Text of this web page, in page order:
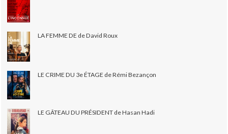
LA FEMME DE de David Roux
LE CRIME DU 3e ÉTAGE de Rémi Bezançon
LE GÂTEAU DU PRÉSIDENT de Hasan Hadi